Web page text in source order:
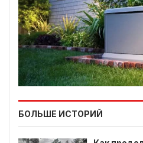
БОЛЬШЕ ИСТОРИЙ